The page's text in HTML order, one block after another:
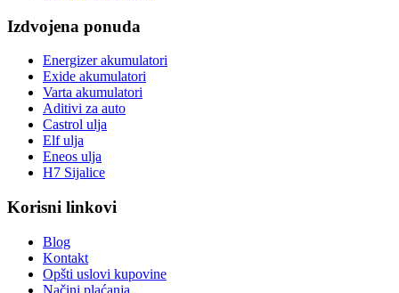
Izdvojena ponuda
Energizer akumulatori
Exide akumulatori
Varta akumulatori
Aditivi za auto
Castrol ulja
Elf ulja
Eneos ulja
H7 Sijalice
Korisni linkovi
Blog
Kontakt
Opšti uslovi kupovine
Načini plaćanja